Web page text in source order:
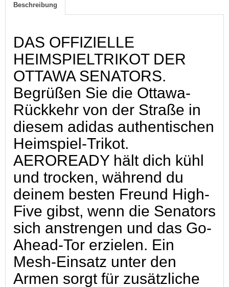
Beschreibung
DAS OFFIZIELLE
HEIMSPIELTRIKOT DER
OTTAWA SENATORS.
Begrüßen Sie die Ottawa-
Rückkehr von der Straße in
diesem adidas authentischen
Heimspiel-Trikot.
AEROREADY hält dich kühl
und trocken, während du
deinem besten Freund High-
Five gibst, wenn die Senators
sich anstrengen und das Go-
Ahead-Tor erzielen. Ein
Mesh-Einsatz unter den
Armen sorgt für zusätzliche